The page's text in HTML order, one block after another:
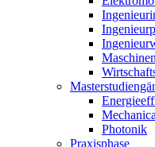
Photonik
Praxisphase